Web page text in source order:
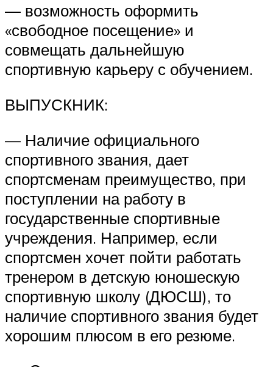
— возможность оформить
«свободное посещение» и
совмещать дальнейшую
спортивную карьеру с обучением.
ВЫПУСКНИК:
— Наличие официального
спортивного звания, дает
спортсменам преимущество, при
поступлении на работу в
государственные спортивные
учреждения. Например, если
спортсмен хочет пойти работать
тренером в детскую юношескую
спортивную школу (ДЮСШ), то
наличие спортивного звания будет
хорошим плюсом в его резюме.